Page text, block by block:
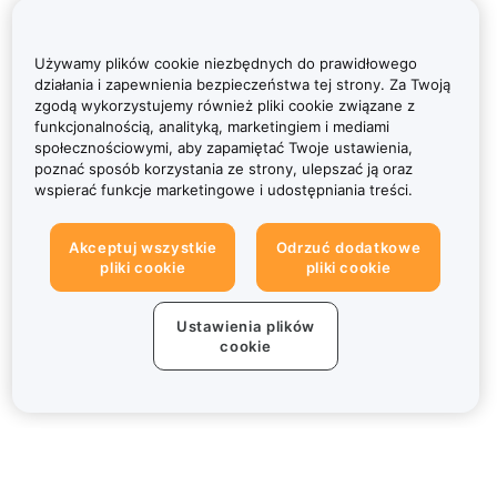
Używamy plików cookie niezbędnych do prawidłowego
działania i zapewnienia bezpieczeństwa tej strony. Za Twoją
zgodą wykorzystujemy również pliki cookie związane z
funkcjonalnością, analityką, marketingiem i mediami
społecznościowymi, aby zapamiętać Twoje ustawienia,
poznać sposób korzystania ze strony, ulepszać ją oraz
wspierać funkcje marketingowe i udostępniania treści.
Akceptuj wszystkie
pliki cookie
Odrzuć dodatkowe
pliki cookie
Ustawienia plików
cookie